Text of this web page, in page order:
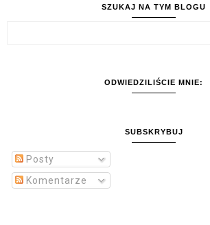
SZUKAJ NA TYM BLOGU
ODWIEDZILIŚCIE MNIE:
SUBSKRYBUJ
Posty
Komentarze